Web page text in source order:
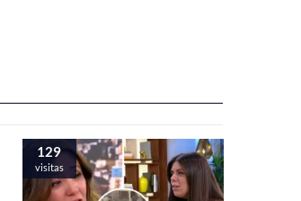
129
visitas